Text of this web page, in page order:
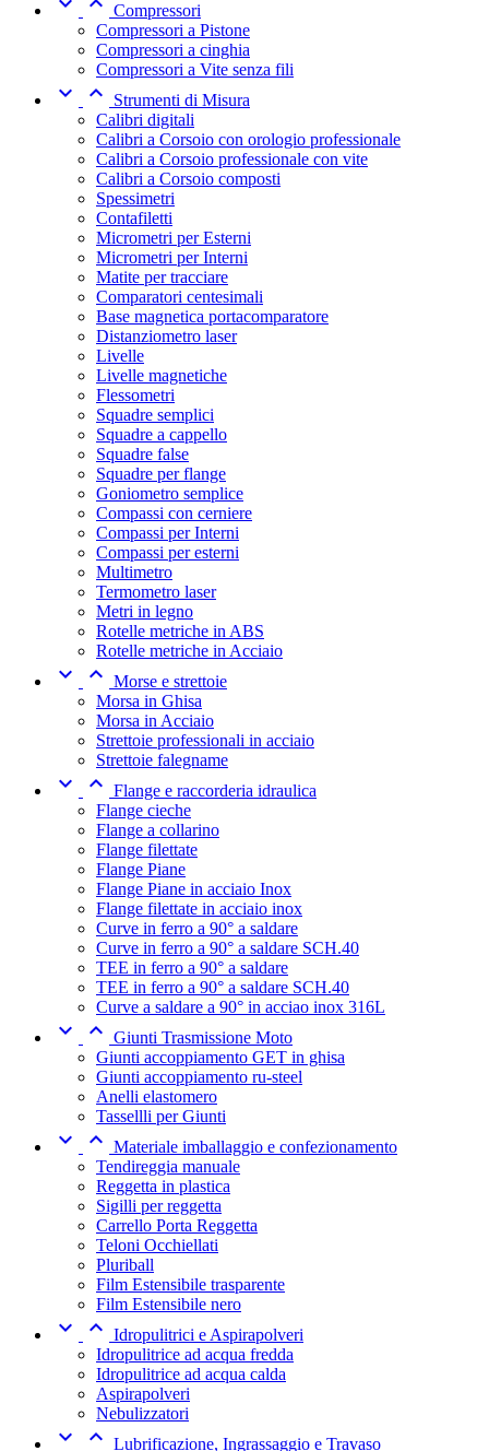
Compressori
Compressori a Pistone
Compressori a cinghia
Compressori a Vite senza fili
 
Strumenti di Misura
Calibri digitali
Calibri a Corsoio con orologio professionale
Calibri a Corsoio professionale con vite
Calibri a Corsoio composti
Spessimetri
Contafiletti
Micrometri per Esterni
Micrometri per Interni
Matite per tracciare
Comparatori centesimali
Base magnetica portacomparatore
Distanziometro laser
Livelle
Livelle magnetiche
Flessometri
Squadre semplici
Squadre a cappello
Squadre false
Squadre per flange
Goniometro semplice
Compassi con cerniere
Compassi per Interni
Compassi per esterni
Multimetro
Termometro laser
Metri in legno
Rotelle metriche in ABS
Rotelle metriche in Acciaio
  Morse e strettoie
Morsa in Ghisa
Morsa in Acciaio
Strettoie professionali in acciaio
Strettoie falegname
  Flange e raccorderia idraulica
Flange cieche
Flange a collarino
Flange filettate
Flange Piane
Flange Piane in acciaio Inox
Flange filettate in acciaio inox
Curve in ferro a 90° a saldare
Curve in ferro a 90° a saldare SCH.40
TEE in ferro a 90° a saldare
TEE in ferro a 90° a saldare SCH.40
Curve a saldare a 90° in acciao inox 316L
  Giunti Trasmissione Moto
Giunti accoppiamento GET in ghisa
Giunti accoppiamento ru-steel
Anelli elastomero
Tassellli per Giunti
  Materiale imballaggio e confezionamento
Tendireggia manuale
Reggetta in plastica
Sigilli per reggetta
Carrello Porta Reggetta
Teloni Occhiellati
Pluriball
Film Estensibile trasparente
Film Estensibile nero
  Idropulitrici e Aspirapolveri
Idropulitrice ad acqua fredda
Idropulitrice ad acqua calda
Aspirapolveri
Nebulizzatori
  Lubrificazione, Ingrassaggio e Travaso